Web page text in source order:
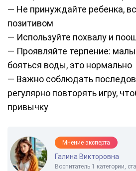
— Не принуждайте ребенка,
позитивом
— Используйте похвалу и
— Проявляйте терпение:
бояться воды, это нормально
— Важно соблюдать
регулярно повторять игру,
привычку
Мнение эксперта
Галина Викторовна
Воспитатель 1 категории,